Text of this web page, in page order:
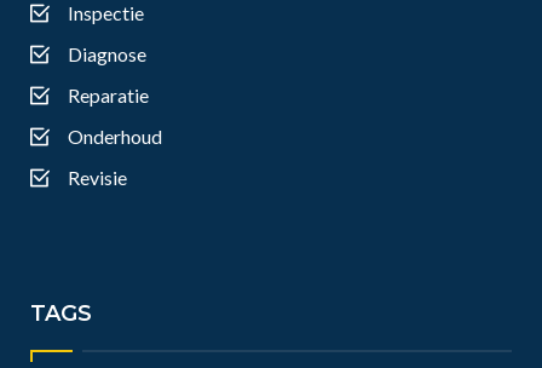
Inspectie
Diagnose
Reparatie
Onderhoud
Revisie
TAGS